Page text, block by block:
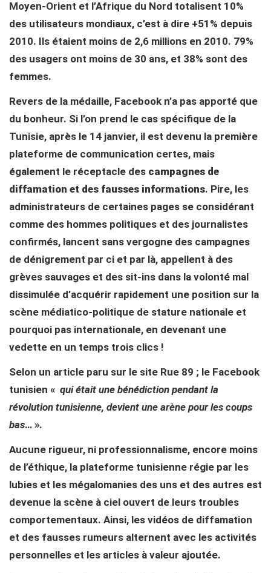
Moyen-Orient et l’Afrique du Nord totalisent 10%
des utilisateurs mondiaux, c’est à dire +51% depuis
2010. Ils étaient moins de 2,6 millions en 2010. 79%
des usagers ont moins de 30 ans, et 38% sont des
femmes.
Revers de la médaille, Facebook n’a pas apporté que
du bonheur. Si l’on prend le cas spécifique de la
Tunisie, après le 14 janvier, il est devenu la première
plateforme de communication certes, mais
également le réceptacle des campagnes de
diffamation et des fausses informations. Pire, les
administrateurs de certaines pages se considérant
comme des hommes politiques et des journalistes
confirmés, lancent sans vergogne des campagnes
de dénigrement par ci et par là, appellent à des
grèves sauvages et des sit-ins dans la volonté mal
dissimulée d’acquérir rapidement une position sur la
scène médiatico-politique de stature nationale et
pourquoi pas internationale, en devenant une
vedette en un temps trois clics !
Selon un article paru sur le site Rue 89 ; le Facebook
tunisien « qui était une bénédiction pendant la
révolution tunisienne, devient une arène pour les coups
bas… ».
Aucune rigueur, ni professionnalisme, encore moins
de l’éthique, la plateforme tunisienne régie par les
lubies et les mégalomanies des uns et des autres est
devenue la scène à ciel ouvert de leurs troubles
comportementaux. Ainsi, les vidéos de diffamation
et des fausses rumeurs alternent avec les activités
personnelles et les articles à valeur ajoutée.